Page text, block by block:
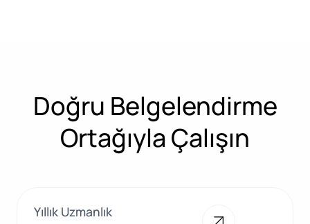
Doğru Belgelendirme
Ortağıyla Çalışın
Yıllık Uzmanlık